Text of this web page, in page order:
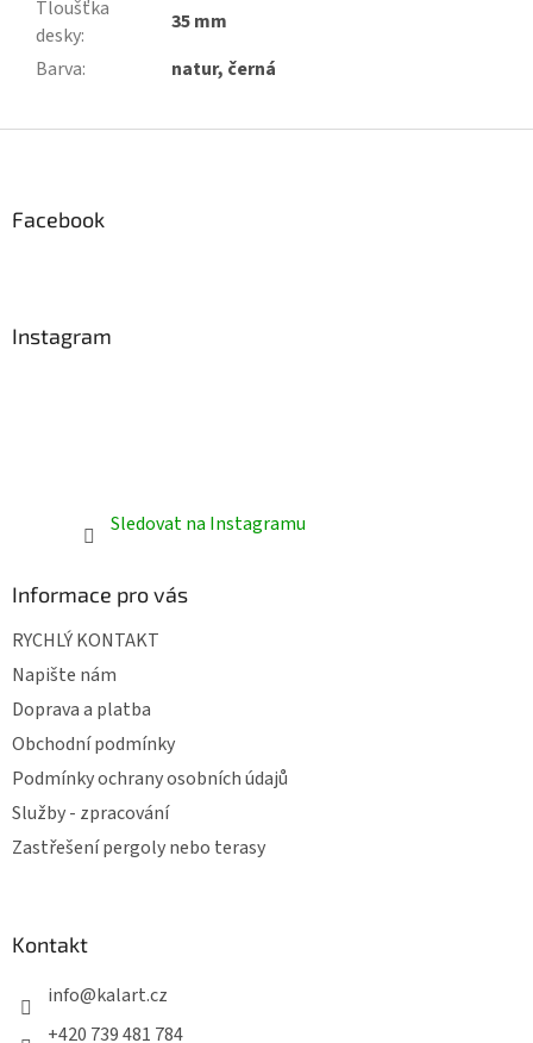
Tloušťka
desky:
35 mm
Barva: natur, černá
Facebook
Instagram
Sledovat na Instagramu
Informace pro vás
RYCHLÝ KONTAKT
Napište nám
Doprava a platba
Obchodní podmínky
Podmínky ochrany osobních údajů
Služby - zpracování
Zastřešení pergoly nebo terasy
Kontakt
info@kalart.cz
+420 739 481 784